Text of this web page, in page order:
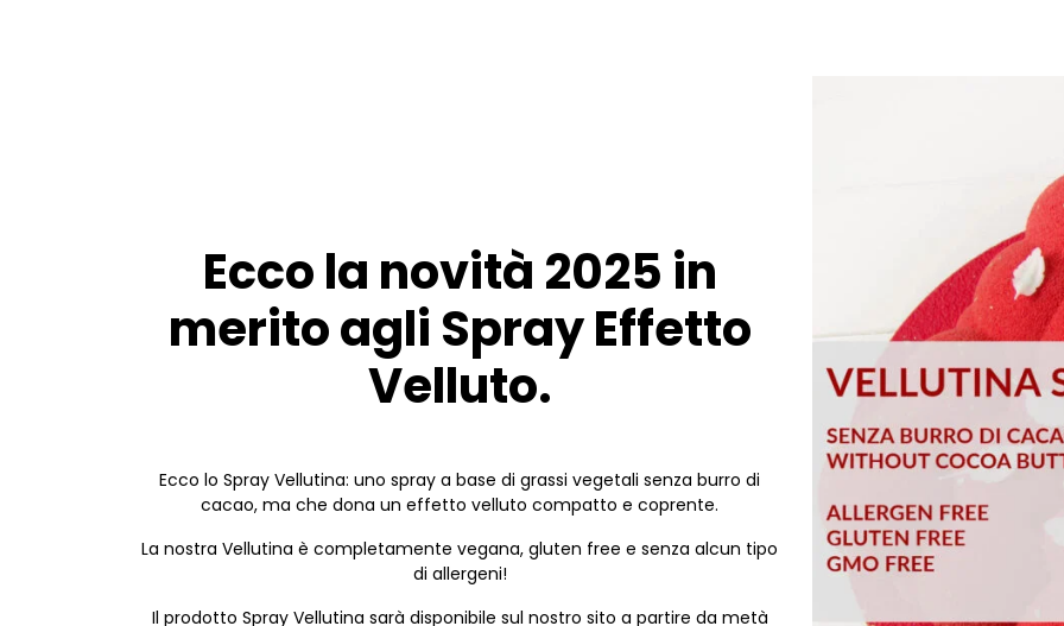
Ecco la novità 2025 in
merito agli Spray Effetto
Velluto.
Ecco lo Spray Vellutina: uno spray a base di grassi vegetali senza burro di
cacao, ma che dona un effetto velluto compatto e coprente.
La nostra Vellutina è completamente vegana, gluten free e senza alcun tipo
di allergeni!
Il prodotto Spray Vellutina sarà disponibile sul nostro sito a partire da metà